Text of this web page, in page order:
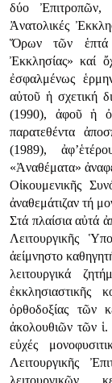
δύο Ἐπιτροπῶν,
Ἀνατολικές
Ὅρων τῶν ἑπτά
Ἐκκλησίας» καί
ἐσφαλμένως
αὐτοῦ ἡ σχετική
(1990), ἀφοῦ ἡ
παρατεθέντα
(1989),
«Ἀναθέματα»
Οἰκουμενικῆς
ἀναθεμάτιζαν τή
Στά πλαίσια αὐτά
Λειτουργικῆς
ἀείμνηστο
λειτουργικά
ἐκκλησιαστικῆς
ὀρθοδοξίας τῶν
ἀκολουθιῶν τῶν
εὐχές
Λειτουργικῆς